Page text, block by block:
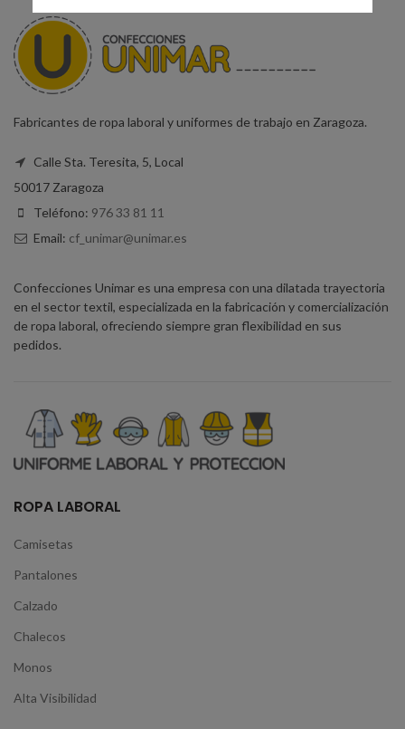
Fabricantes de ropa laboral y uniformes de trabajo en Zaragoza.
Calle Sta. Teresita, 5, Local
50017 Zaragoza
Teléfono: 976 33 81 11
Email: cf_unimar@unimar.es
Confecciones Unimar es una empresa con una dilatada trayectoria
en el sector textil, especializada en la fabricación y comercialización
de ropa laboral, ofreciendo siempre gran flexibilidad en sus
pedidos.
ROPA LABORAL
Camisetas
Pantalones
Calzado
Chalecos
Monos
Alta Visibilidad